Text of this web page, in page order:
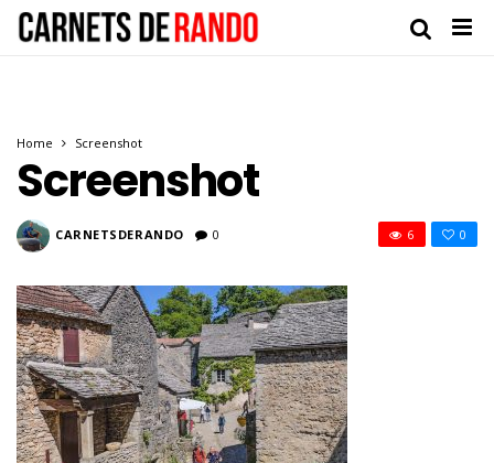
Home Screenshot
Screenshot
CARNETSDERANDO 0 0
6